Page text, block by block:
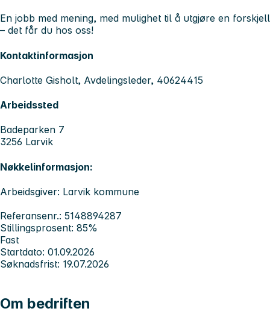
En jobb med mening, med mulighet til å utgjøre en forskjell
– det får du hos oss!
Kontaktinformasjon
Charlotte Gisholt, Avdelingsleder, 40624415
Arbeidssted
Badeparken 7
3256 Larvik
Nøkkelinformasjon:
Arbeidsgiver: Larvik kommune
Referansenr.: 5148894287
Stillingsprosent: 85%
Fast
Startdato: 01.09.2026
Søknadsfrist: 19.07.2026
Om bedriften